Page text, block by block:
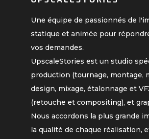
Une équipe de passionnés de
statique et animée pour
vos demandes.
UpscaleStories est un studio
production (tournage, montage,
design, mixage, étalonnage et
(retouche et compositing), et
Nous accordons la plus grande
la qualité de chaque réalisation,